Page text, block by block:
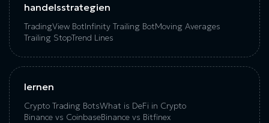
handelsstrategien
TradingView BotInfinity Trailing BotMoving Averages
Trailing StopTrend Lines
lernen
Crypto Trading BotsWhat is DeFi in Crypto
Binance vs CoinbaseBinance vs Bitfinex